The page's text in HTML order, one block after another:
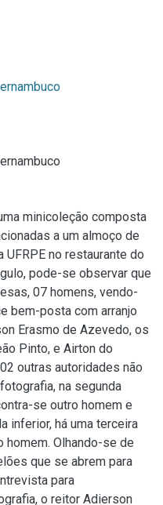
minicoleção composta
a um almoço de
no restaurante do
pode-se observar que
07 homens, vendo-
bem-posta com arranjo
Erasmo de Azevedo, os
Pinto, e Airton do
outras autoridades não
na segunda
se outro homem e
inferior, há uma terceira
homem. Olhando-se de
que se abrem para
para
o reitor Adierson